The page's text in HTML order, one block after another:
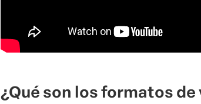
¿Qué son los formatos de